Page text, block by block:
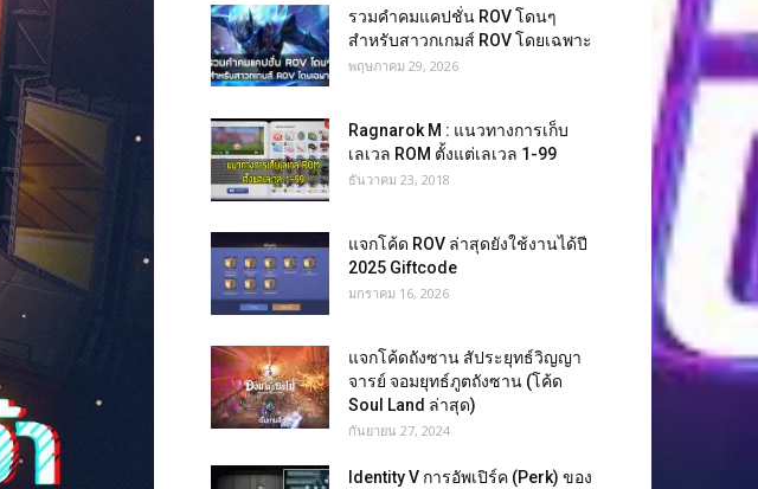
รวมคำคมแคปชั่น ROV โดนๆ
สำหรับสาวกเกมส์ ROV โดยเฉพาะ
พฤษภาคม 29, 2026
Ragnarok M : แนวทางการเก็บ
เลเวล ROM ตั้งแต่เลเวล 1-99
ธันวาคม 23, 2018
แจกโค้ด ROV ล่าสุดยังใช้งานได้ปี
2025 Giftcode
มกราคม 16, 2026
แจกโค้ดถังซาน สัประยุทธ์วิญญา
จารย์ จอมยุทธ์ภูตถังซาน (โค้ด
Soul Land ล่าสุด)
กันยายน 27, 2024
Identity V การอัพเปิร์ค (Perk) ของ